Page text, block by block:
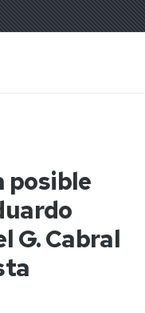
posible
G. Cabral